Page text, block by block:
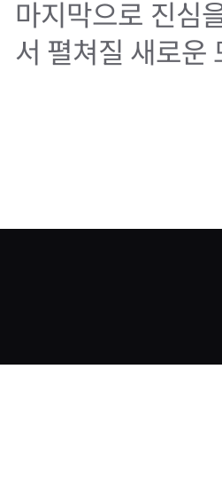
마지막으로 진심
서 펼쳐질 새로운